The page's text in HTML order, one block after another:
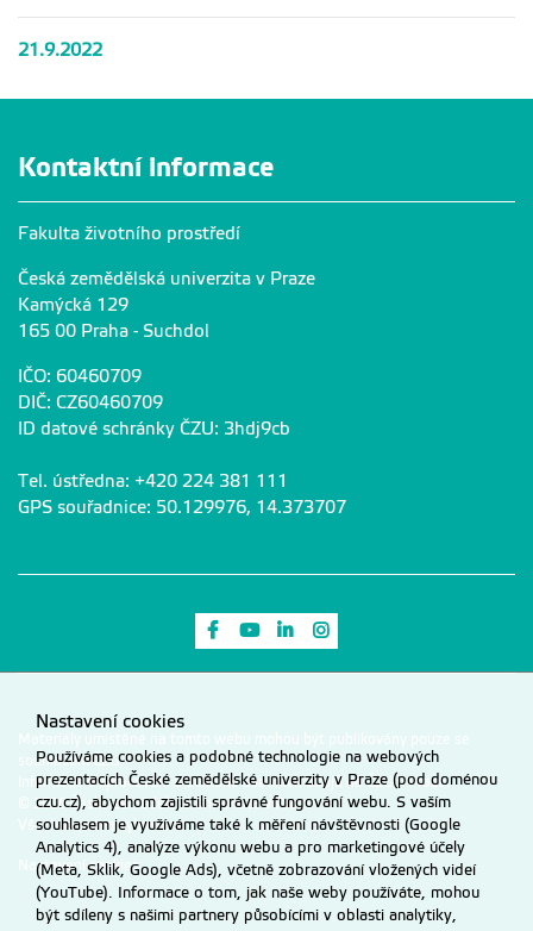
21.9.2022
Kontaktní informace
Fakulta životního prostředí
Česká zemědělská univerzita v Praze
Kamýcká 129
165 00 Praha - Suchdol
IČO: 60460709
DIČ: CZ60460709
ID datové schránky ČZU: 3hdj9cb
Tel. ústředna: +420 224 381 111
GPS souřadnice: 50.129976, 14.373707
Odkaz na Facebook
Odkaz na Youtube
Odkaz na LinkedIn
Materiály umístěné na tomto webu mohou být publikovány pouze se
souhlasem ČZU.
Informace o zpracování a ochraně osobních údajů na ČZU v Praze.
© 2026 Česká zemědělská univerzita v Praze
Všechna práva vyhrazena
Nastavení cookies
Nastavení cookies
Používáme cookies a podobné technologie na webových
prezentacích České zemědělské univerzity v Praze (pod doménou
czu.cz), abychom zajistili správné fungování webu. S vaším
souhlasem je využíváme také k měření návštěvnosti (Google
Analytics 4), analýze výkonu webu a pro marketingové účely
(Meta, Sklik, Google Ads), včetně zobrazování vložených videí
(YouTube). Informace o tom, jak naše weby používáte, mohou
být sdíleny s našimi partnery působícími v oblasti analytiky,